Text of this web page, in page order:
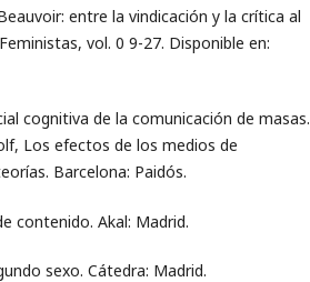
entre la vindicación y la crítica al
vol. 0 9-27. Disponible en:
cognitiva de la comunicación de masas.
Los efectos de los medios de
Barcelona: Paidós.
contenido. Akal: Madrid.
sexo. Cátedra: Madrid.